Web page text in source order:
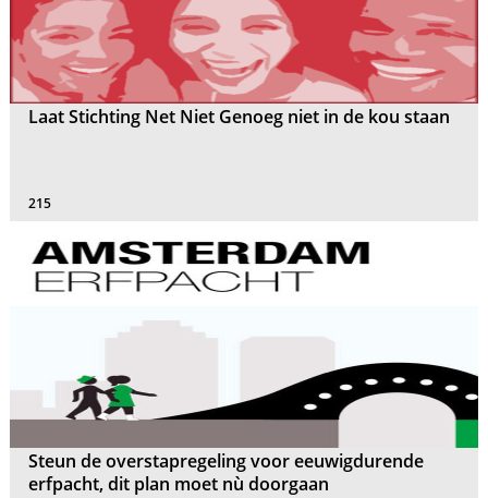
Laat Stichting Net Niet Genoeg niet in de kou staan
215
Steun de overstapregeling voor eeuwigdurende
erfpacht, dit plan moet nù doorgaan